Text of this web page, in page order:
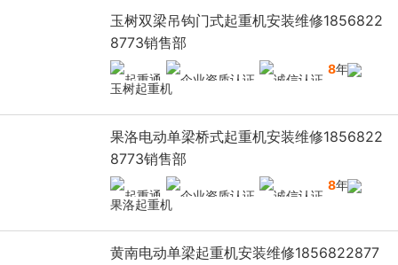
玉树双梁吊钩门式起重机安装维修1856822
8773销售部
8年
玉树起重机
果洛电动单梁桥式起重机安装维修1856822
8773销售部
8年
果洛起重机
黄南电动单梁起重机安装维修1856822877